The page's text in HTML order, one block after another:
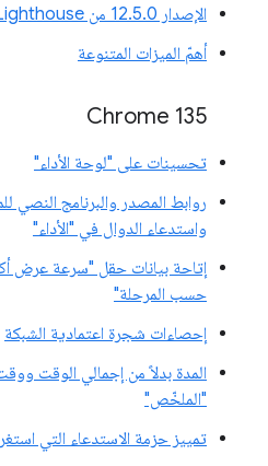
الإصدار 12.5.0 من Lighthouse
أهمّ الميزات المتنوعة
Chrome 135
تحسينات على "لوحة الأداء"
روابط المصدر والبرنامج النصي
واستدعاء الدوال في "الأداء"
حسب المرحلة"
إحصاءات شجرة اعتمادية الشبكة
المدة بدلاً من إجمالي الوقت
"الملخّص"
تمييز حزمة الاستدعاء التي